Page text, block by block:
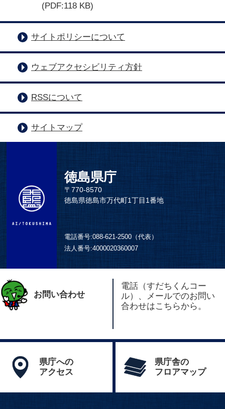
(PDF:118 KB)
サイトポリシーについて
ウェブアクセシビリティ方針
RSSについて
サイトマップ
徳島県庁
〒770-8570
徳島県徳島市万代町1丁目1番地
電話番号:088-621-2500（代表）
法人番号:4000020360007
お問い合わせ
電話（すだちくんコー
ル）、メールでのお問い
合わせはこちらから。
県庁への
アクセス
県庁舎の
フロアマップ